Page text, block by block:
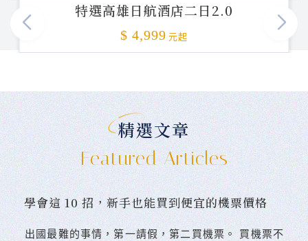
特選高雄日航酒店二日2.0
$ 4,999 元起
精選文章
Featured Articles
學會這 10 招，新手也能買到便宜的機票價格
󠀠出國最難的事情，第一請假，第二買機票。 󠀠買機票不